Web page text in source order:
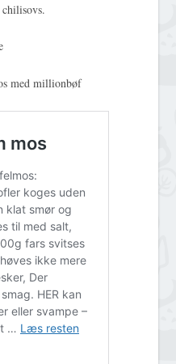
med millionbøf